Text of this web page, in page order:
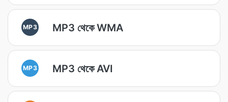
MP3 MP3 থেকে WMA
MP3 MP3 থেকে AVI